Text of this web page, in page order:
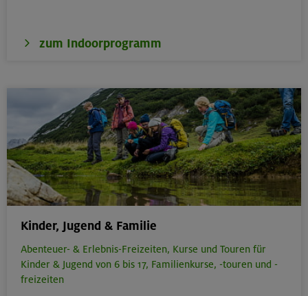
zum Indoorprogramm
Kinder, Jugend & Familie
Abenteuer- & Erlebnis-Freizeiten, Kurse und Touren für
Kinder & Jugend von 6 bis 17, Familienkurse, -touren und -
freizeiten